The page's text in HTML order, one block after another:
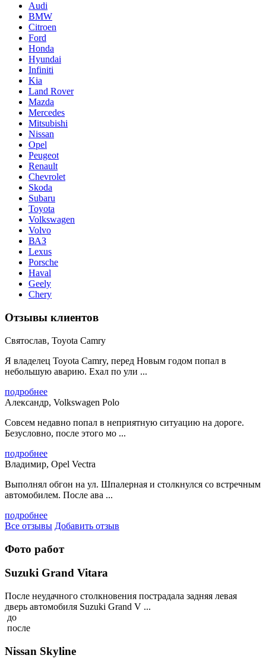
Audi
BMW
Citroen
Ford
Honda
Hyundai
Infiniti
Kia
Land Rover
Mazda
Mercedes
Mitsubishi
Nissan
Opel
Peugeot
Renault
Chevrolet
Skoda
Subaru
Toyota
Volkswagen
Volvo
ВАЗ
Lexus
Porsche
Haval
Geely
Chery
Отзывы клиентов
Святослав, Toyota Camry
Я владелец Toyota Camry, перед Новым годом попал в
небольшую аварию. Ехал по ули ...
подробнее
Александр, Volkswagen Polo
Совсем недавно попал в неприятную ситуацию на дороге.
Безусловно, после этого мо ...
подробнее
Владимир, Opel Vectra
Выполнял обгон на ул. Шпалерная и столкнулся со встречным
автомобилем. После ава ...
подробнее
Все отзывы Добавить отзыв
Фото работ
Suzuki Grand Vitara
После неудачного столкновения пострадала задняя левая
дверь автомобиля Suzuki Grand V ...
до
после
Nissan Skyline